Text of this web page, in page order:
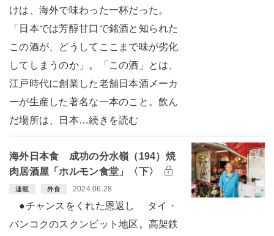
けは、海外で味わった一杯だった。
「日本では芳醇甘口で銘酒と知られた
この酒が、どうしてここまで味が劣化
してしまうのか」。「この酒」とは、
江戸時代に創業した老舗日本酒メーカ
ーが生産した著名な一本のこと。飲ん
だ場所は、日本…続きを読む
海外日本食 成功の分水嶺（194）焼
肉居酒屋「ホルモン食堂」〈下〉
連載 外食 2024.06.28
●チャンスをくれた恩返し タイ・
バンコクのスクンビット地区。高架鉄